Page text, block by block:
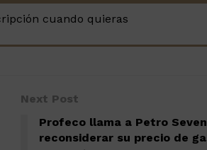
cuando quieras
Next Post
Profeco llama a Petro
reconsiderar su precio de